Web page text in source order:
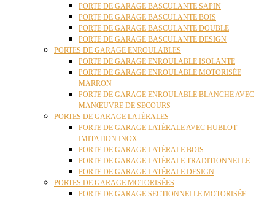
PORTE DE GARAGE BASCULANTE SAPIN
PORTE DE GARAGE BASCULANTE BOIS
PORTE DE GARAGE BASCULANTE DOUBLE
PORTE DE GARAGE BASCULANTE DESIGN
PORTES DE GARAGE ENROULABLES
PORTE DE GARAGE ENROULABLE ISOLANTE
PORTE DE GARAGE ENROULABLE MOTORISÉE
MARRON
PORTE DE GARAGE ENROULABLE BLANCHE AVEC
MANŒUVRE DE SECOURS
PORTES DE GARAGE LATÉRALES
PORTE DE GARAGE LATÉRALE AVEC HUBLOT
IMITATION INOX
PORTE DE GARAGE LATÉRALE BOIS
PORTE DE GARAGE LATÉRALE TRADITIONNELLE
PORTE DE GARAGE LATÉRALE DESIGN
PORTES DE GARAGE MOTORISÉES
PORTE DE GARAGE SECTIONNELLE MOTORISÉE